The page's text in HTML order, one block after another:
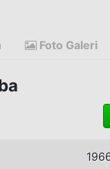
Foto Galeri